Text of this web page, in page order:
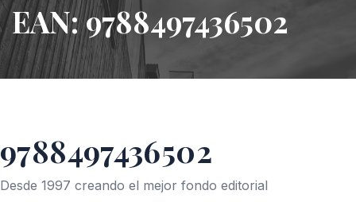
EAN:9788497436502
9788497436502
Desde 1997 creando el mejor fondo editorial